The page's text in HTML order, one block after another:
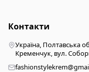
Контакти
Україна, Полтавська
Кременчук, вул.